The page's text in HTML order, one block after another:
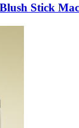
Stick